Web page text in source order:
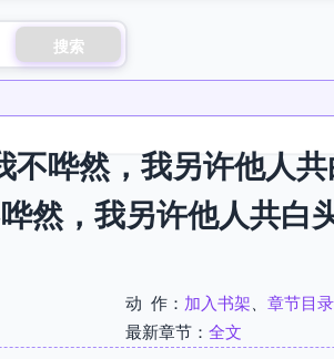
搜索
不哗然，我另许他人
然，我另许他人共白
动 作： 加入书架
章节目录
最新章节： 全文